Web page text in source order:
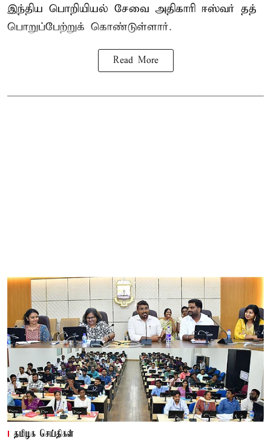
இந்திய பொறியியல் சேவை அதிகாரி ஈஸ்வர் தத்
பொறுப்பேற்றுக் கொண்டுள்ளார்.
Read More
தமிழக செய்திகள்